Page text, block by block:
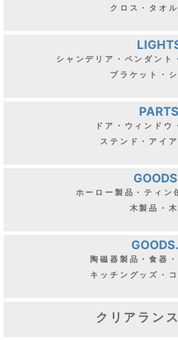
クロス・タオ
シャンデリア・ペンダント
ブラケット・
PARTS
ドア・ウィンドウ
ステンド・アイ
ホーロー製品・ティン
木製品・
陶磁器製品・食器
キッチングッズ・
クリアラン